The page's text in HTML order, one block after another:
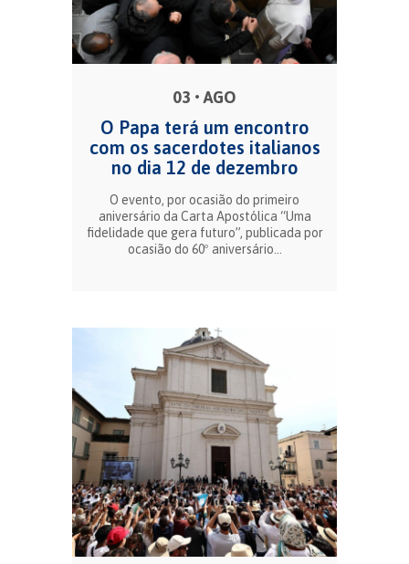
03 • AGO
O Papa terá um encontro
com os sacerdotes italianos
no dia 12 de dezembro
O evento, por ocasião do primeiro
aniversário da Carta Apostólica “Uma
fidelidade que gera futuro”, publicada por
ocasião do 60º aniversário...